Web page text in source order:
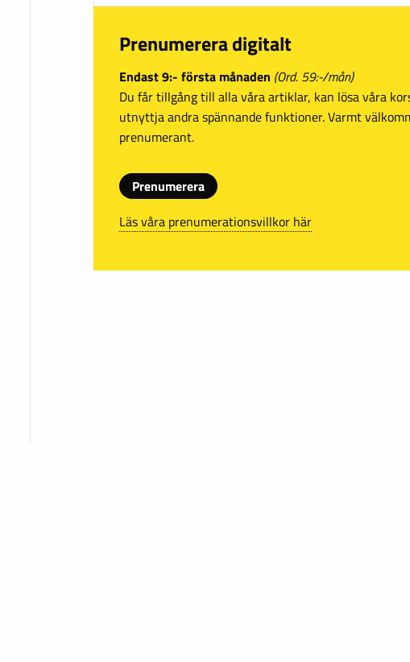
Prenumerera digitalt
Endast 9:- första månaden (Ord. 59:-/mån)
Du får tillgång till alla våra artiklar, kan lösa våra
utnyttja andra spännande funktioner. Varmt
prenumerant.
Prenumerera
Läs våra prenumerationsvillkor här